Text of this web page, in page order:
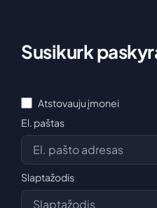
Susikurk
Atstovauju įmonei
El. paštas
Slaptažodis